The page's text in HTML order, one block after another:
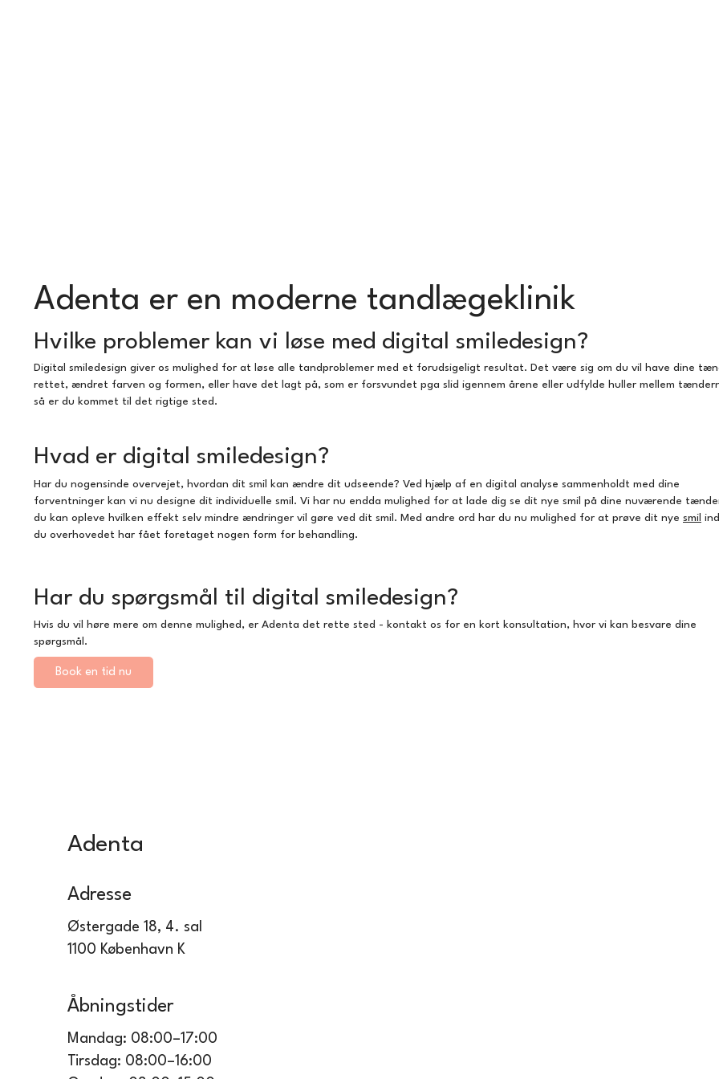
Adenta er en moderne tandlægeklinik
Hvilke problemer kan vi løse med digital smiledesign?
Digital smiledesign giver os mulighed for at løse alle tandproblemer med et forudsigeligt resultat. Det være sig om du vil have dine
rettet, ændret farven og formen, eller have det lagt på, som er forsvundet pga slid igennem årene eller udfylde huller mellem
så er du kommet til det rigtige sted.
Hvad er digital smiledesign?
Har du nogensinde overvejet, hvordan dit smil kan ændre dit udseende? Ved hjælp af en digital analyse sammenholdt med dine
forventninger kan vi nu designe dit individuelle smil. Vi har nu endda mulighed for at lade dig se dit nye smil på dine nuværende
du kan opleve hvilken effekt selv mindre ændringer vil gøre ved dit smil. Med andre ord har du nu mulighed for at prøve dit nye smil
du overhovedet har fået foretaget nogen form for behandling.
Har du spørgsmål til digital smiledesign?
Hvis du vil høre mere om denne mulighed, er Adenta det rette sted - kontakt os for en kort konsultation, hvor vi kan besvare dine
spørgsmål.
Book en tid nu
Adenta
Adresse
Østergade 18, 4. sal
1100 København K
Åbningstider
Mandag: 08:00–17:00
Tirsdag: 08:00–16:00